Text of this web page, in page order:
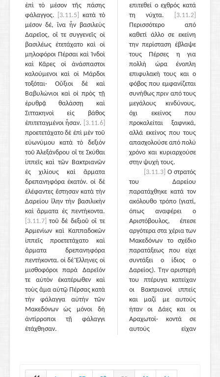
ἐπὶ τὸ μέσον τῆς πάσης
φάλαγγος.
[3.11.5]
κατὰ τὸ
μέσον δέ, ἵνα ἦν βασιλεὺς
Δαρεῖος, οἵ τε συγγενεῖς οἱ
βασιλέως ἐτετάχατο καὶ οἱ
μηλοφόροι Πέρσαι καὶ Ἰνδοὶ
καὶ Κᾶρες οἱ ἀνάσπαστοι
καλούμενοι καὶ οἱ Μάρδοι
τοξόται· Οὔξιοι δὲ καὶ
Βαβυλώνιοι καὶ οἱ πρὸς τῇ
ἐρυθρᾷ θαλάσσῃ καὶ
Σιττακηνοὶ εἰς βάθος
ἐπιτεταγμένοι ἦσαν.
[3.11.6]
προετετάχατο δὲ ἐπὶ μὲν τοῦ
εὐωνύμου κατὰ τὸ δεξιὸν
τοῦ Ἀλεξάνδρου οἵ τε Σκύθαι
ἱππεῖς καὶ τῶν Βακτριανῶν
ἐς χιλίους καὶ ἅρματα
δρεπανηφόρα ἑκατόν. οἱ δὲ
ἐλέφαντες ἔστησαν κατὰ τὴν
Δαρείου ἴλην τὴν βασιλικὴν
καὶ ἅρματα ἐς πεντήκοντα.
[3.11.7] τοῦ δὲ δεξιοῦ οἵ τε
Ἀρμενίων καὶ Καππαδοκῶν
ἱππεῖς προετετάχατο καὶ
ἅρματα δρεπανηφόρα
πεντήκοντα. οἱ δὲ Ἕλληνες οἱ
μισθοφόροι παρὰ Δαρεῖόν
τε αὐτὸν ἑκατέρωθεν καὶ
τοὺς ἅμα αὐτῷ Πέρσας κατὰ
τὴν φάλαγγα αὐτὴν τῶν
Μακεδόνων ὡς μόνοι δὴ
ἀντίρροποι τῇ φάλαγγι
ἐτάχθησαν.
επιτεθεί ο εχθρός κατά
τη νύχτα.
[3.11.2]
Περισσότερο από
καθετί άλλο σε εκείνη
την περίσταση έβλαψε
τους Πέρσες η για
πολλή ώρα ένοπλη
επιφυλακή τους και ο
φόβος που εμφανίζεται
συνήθως πριν από τους
μεγάλους κινδύνους,
όχι εκείνος που
προκαλείται ξαφνικά,
αλλά εκείνος που τους
απασχολούσε από πολύ
χρόνο και κυριαρχούσε
στην ψυχή τους.
[3.11.3] Ο στρατός
του Δαρείου
παρατάχθηκε κατά τον
ακόλουθο τρόπο (γιατί,
όπως αναφέρει ο
Αριστόβουλος, έπεσε
αργότερα στα χέρια των
Μακεδόνων το σχέδιο
παρατάξεως που είχε
συντάξει ο ίδιος ο
Δαρείος). Την αριστερή
του πτέρυγα κατείχαν
οι Βακτριανοί ιππείς
και μαζί με αυτούς
ήταν οι Δάες και οι
Αραχωτοί· κοντά σε
αυτούς είχαν
Πέρσες οι Σουσιανοί και